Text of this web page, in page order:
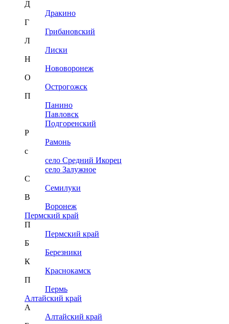
Д
Дракино
Г
Грибановский
Л
Лиски
Н
Нововоронеж
О
Острогожск
П
Панино
Павловск
Подгоренский
Р
Рамонь
с
село Средний Икорец
село Залужное
С
Семилуки
В
Воронеж
Пермский край
П
Пермский край
Б
Березники
К
Краснокамск
П
Пермь
Алтайский край
А
Алтайский край